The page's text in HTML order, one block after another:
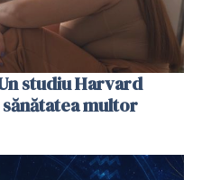
studiu Harvard
multor